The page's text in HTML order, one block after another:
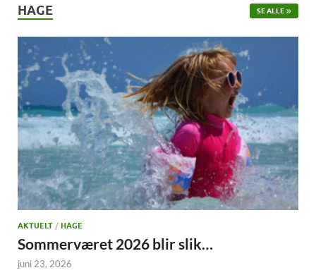
HAGE SE ALLE
AKTUELT / HAGE
Sommerværet 2026 blir slik…
juni 23, 2026